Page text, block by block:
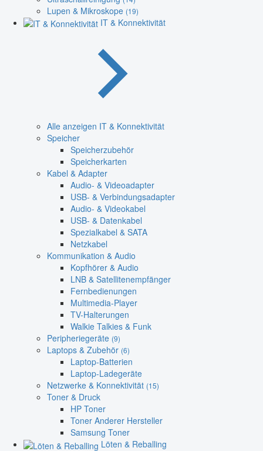
Lupen & Mikroskope (19)
IT & Konnektivität
Alle anzeigen IT & Konnektivität
Speicher
Speicherzubehör
Speicherkarten
Kabel & Adapter
Audio- & Videoadapter
USB- & Verbindungsadapter
Audio- & Videokabel
USB- & Datenkabel
Spezialkabel & SATA
Netzkabel
Kommunikation & Audio
Kopfhörer & Audio
LNB & Satellitenempfänger
Fernbedienungen
Multimedia-Player
TV-Halterungen
Walkie Talkies & Funk
Peripheriegeräte (9)
Laptops & Zubehör (6)
Laptop-Batterien
Laptop-Ladegeräte
Netzwerke & Konnektivität (15)
Toner & Druck
HP Toner
Toner Anderer Hersteller
Samsung Toner
Löten & Reballing